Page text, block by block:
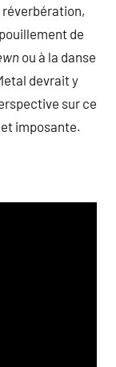
réverbération,
de
ou à la danse
devrait y
sur ce
imposante.